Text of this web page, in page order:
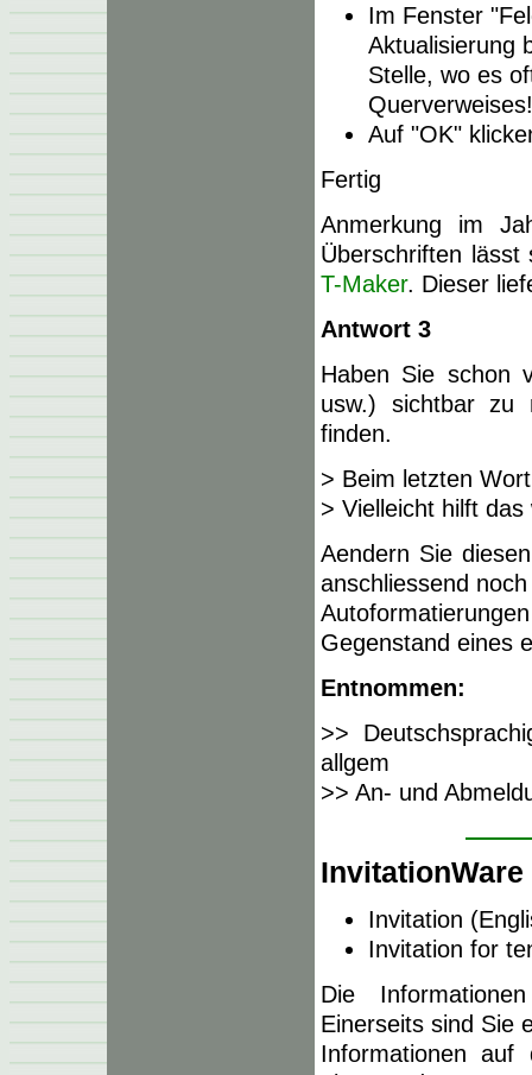
Im Fenster
Aktualisierung
Stelle, wo es
Auf "OK"
Fertig
Anmerkung im
Überschriften
T-Maker. Dieser
Antwort 3
Haben Sie schon
usw.) sichtbar zu
finden.
> Beim letzten
> Vielleicht hilft das
Aendern Sie
anschliessend
Gegenstand eines
Entnommen:
>>
allgem
>> An- und
InvitationWare
Invitation
Invitation for
Die
Einerseits sind Sie
Informationen